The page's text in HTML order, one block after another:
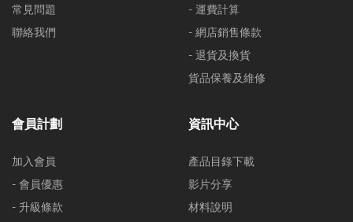
常見問題
聯絡我們
- 運費計算
- 網店銷售條款
- 退貨及換貨
貨品保養及維修
會員計劃
加入會員
- 會員優惠
- 升級條款
資訊中心
產品目錄下載
影片分享
材料說明